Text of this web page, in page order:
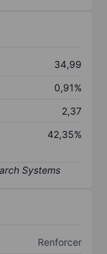
34,99
0,91%
2,37
42,35%
Renforcer